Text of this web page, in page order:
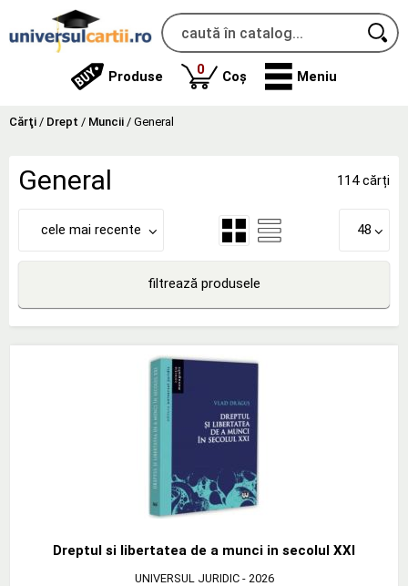
Produse 0produse
Coș Meniu
Cărţi / Drept / Muncii / General
General 114 cărți
cele mai recente 48
filtrează produsele
Dreptul si libertatea de a munci in secolul XXI
UNIVERSUL JURIDIC- 2026